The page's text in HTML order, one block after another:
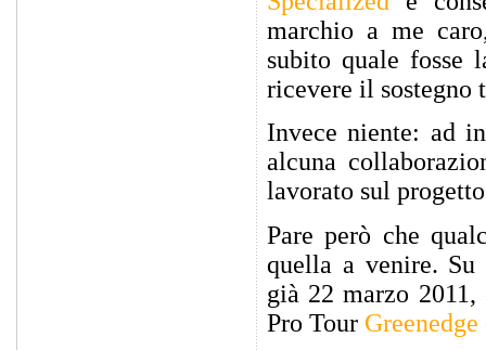
marchio a me
subito quale fosse
ricevere il sostegno
Invece niente: ad
alcuna
lavorato sul
Pare però che
quella a venire. Su
già 22 marzo
Pro Tour Greenedge